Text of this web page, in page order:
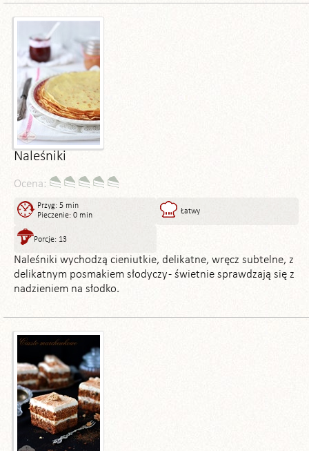
Naleśniki
Ocena:
Przyg: 5 min
Pieczenie: 0 min
Łatwy
Porcje: 13
Naleśniki wychodzą cieniutkie, delikatne, wręcz subtelne, z
delikatnym posmakiem słodyczy - świetnie sprawdzają się z
nadzieniem na słodko.